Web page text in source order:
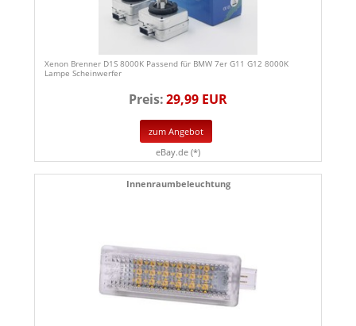
Xenon Brenner D1S 8000K Passend für BMW 7er G11 G12 8000K
Lampe Scheinwerfer
Preis:29,99 EUR
zum Angebot
eBay.de (*)
Innenraumbeleuchtung